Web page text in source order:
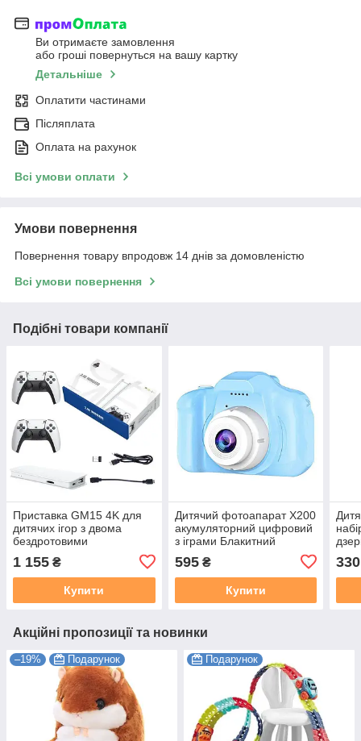
Ви отримаєте замовлення
або гроші повернуться на вашу картку
Детальніше
Оплатити частинами
Післяплата
Оплата на рахунок
Всі умови оплати
Умови повернення
Повернення товару впродовж 14 днів за домовленістю
Всі умови повернення
Подібні товари компанії
Приставка GM15 4K для
дитячих ігор з двома
бездротовими
джойстиками 20000 ігор
1 155 ₴
Купити
Дитячий фотоапарат X200
акумуляторний цифровий
з іграми Блакитний
595₴
Купити
330
Акційні пропозиції та новинки
–19% Подарунок Подарунок